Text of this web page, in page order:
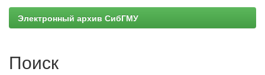
Электронный архив СибГМУ
Поиск